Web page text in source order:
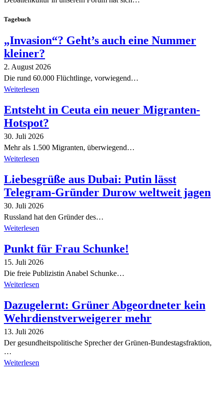
Tagebuch
„Invasion“? Geht’s auch eine Nummer
kleiner?
2. August 2026
Die rund 60.000 Flüchtlinge, vorwiegend…
Weiterlesen
Entsteht in Ceuta ein neuer Migranten-
Hotspot?
30. Juli 2026
Mehr als 1.500 Migranten, überwiegend…
Weiterlesen
Liebesgrüße aus Dubai: Putin lässt
Telegram-Gründer Durow weltweit jagen
30. Juli 2026
Russland hat den Gründer des…
Weiterlesen
Punkt für Frau Schunke!
15. Juli 2026
Die freie Publizistin Anabel Schunke…
Weiterlesen
Dazugelernt: Grüner Abgeordneter kein
Wehrdienstverweigerer mehr
13. Juli 2026
Der gesundheitspolitische Sprecher der Grünen-Bundestagsfraktion,
…
Weiterlesen